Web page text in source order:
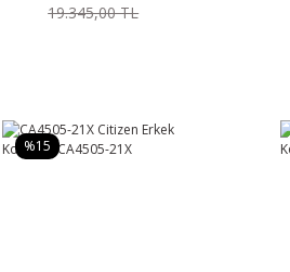
19.345,00 TL
%15